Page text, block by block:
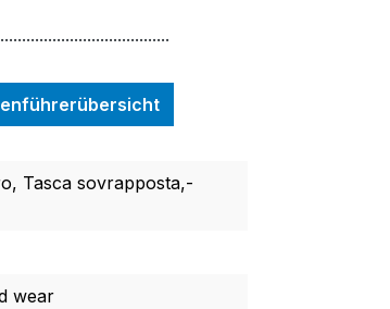
Tasca sovrapposta,-
wear